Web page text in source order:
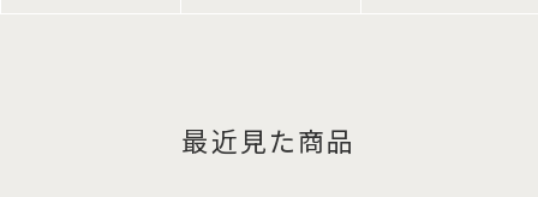
最近見た商品